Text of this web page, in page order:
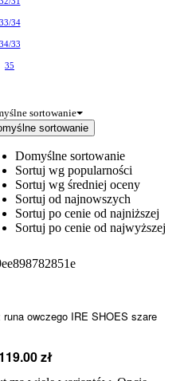
33/34
34/33
35
sortowanie
sortowanie
Domyślne sortowanie
Sortuj wg popularności
Sortuj wg średniej oceny
Sortuj od najnowszych
Sortuj po cenie od najniższej
Sortuj po cenie od najwyższej
owczego IRE SHOES szare
119.00zł